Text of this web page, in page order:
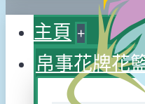
主頁 +
帛事花牌花